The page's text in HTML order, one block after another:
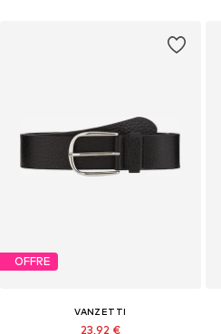
OFFRE
VANZETTI
23,92 €